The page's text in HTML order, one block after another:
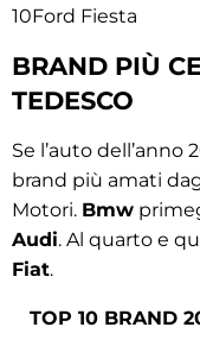
10Ford Fiesta
BRAND PIÙ
TEDESCO
Se l’auto dell’anno
brand più amati
Motori. Bmw
Audi. Al quarto e
Fiat.
TOP 10 BRAND